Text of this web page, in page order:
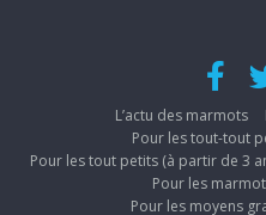
L’actu des marmots
Pour les tout-tout
Pour les tout petits (à partir de 3
Pour les
Pour les moyens